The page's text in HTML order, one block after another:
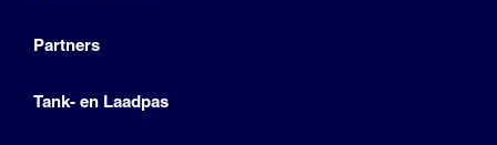
Partners
Tank- en Laadpas